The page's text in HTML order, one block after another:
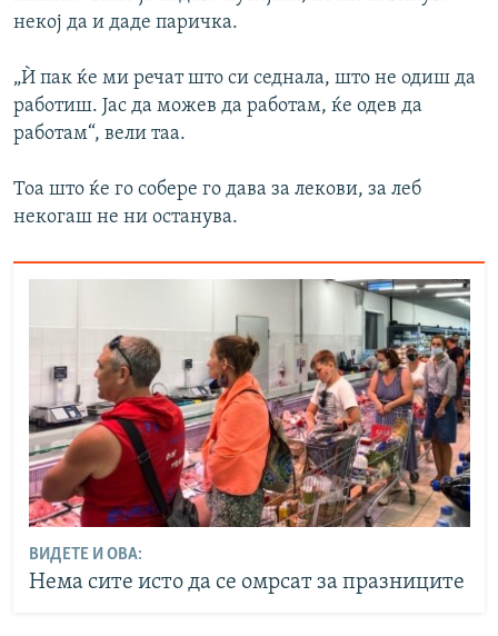
некој да и даде паричка.
„Ѝ пак ќе ми речат што си седнала, што не одиш да
работиш. Јас да можев да работам, ќе одев да
работам“, вели таа.
Тоа што ќе го собере го дава за лекови, за леб
некогаш не ни останува.
ВИДЕТЕ И ОВА:
Нема сите исто да се омрсат за празниците